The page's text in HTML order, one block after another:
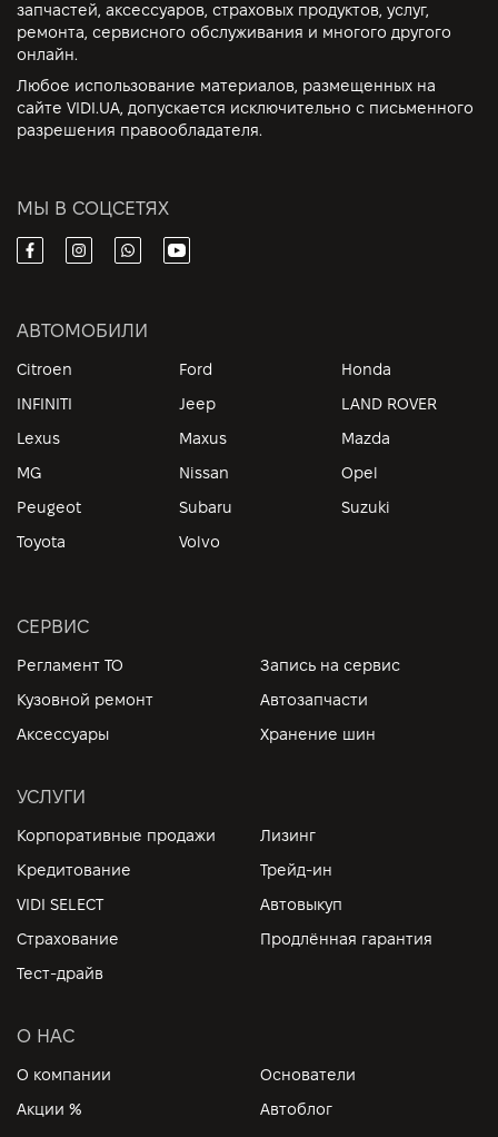
запчастей, аксессуаров, страховых продуктов, услуг,
ремонта, сервисного обслуживания и многого другого
онлайн.
Любое использование материалов, размещенных на
сайте VIDI.UA, допускается исключительно с письменного
разрешения правообладателя.
МЫ В СОЦСЕТЯХ
АВТОМОБИЛИ
Citroen Ford
Honda
INFINITI
Jeep
LAND ROVER
Lexus
Maxus
Mazda
MG
Nissan
Opel
Peugeot
Subaru
Suzuki
Toyota
Volvo
СЕРВИС
Регламент ТО
Запись на сервис
Кузовной ремонт
Автозапчасти
Аксессуары
Хранение шин
УСЛУГИ
Корпоративные продажи
Лизинг
Кредитование
Трейд-ин
VIDI SELECT
Автовыкуп
Страхование
Продлённая гарантия
Тест-драйв
О НАС
О компании
Основатели
Акции %
Автоблог